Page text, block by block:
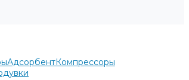
АдсорбентКомпрессоры